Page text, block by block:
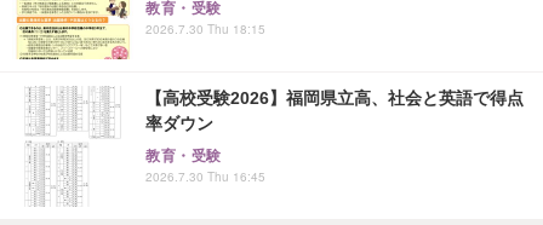
教育・受験
2026.7.30 Thu 18:15
【高校受験2026】福岡県立高、社会と英語で得点
率ダウン
教育・受験
2026.7.30 Thu 16:45